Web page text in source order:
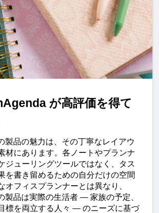
が高評価を得て
製品の魅力は、その丁寧なレイアウ
材にあります。各ノートやプランナ
ジューリングツールではなく、タス
を書き留めるための自分だけの空間
オフィスプランナーとは異なり、
製品は実際の生活者 — 家族の予定、
標を両立する人々 — のニーズに基づ